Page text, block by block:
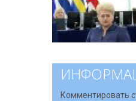
Комментировать